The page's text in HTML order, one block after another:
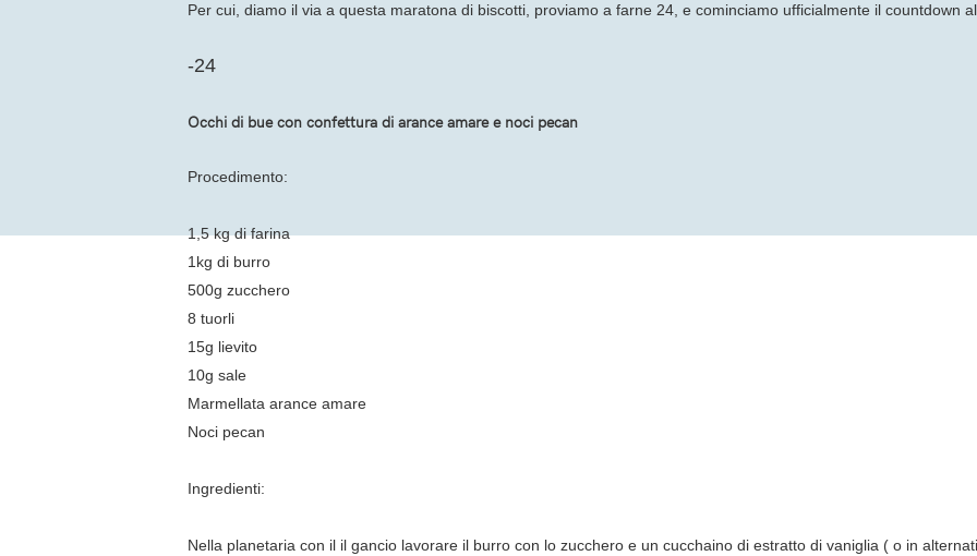
Per cui, diamo il via a questa maratona di biscotti, proviamo a farne 24, e cominciamo ufficialmente il countdown al
-24
Occhi di bue con confettura di arance amare e noci pecan
Procedimento:
1,5 kg di farina
1kg di burro
500g zucchero
8 tuorli
15g lievito
10g sale
Marmellata arance amare
Noci pecan
Ingredienti:
Nella planetaria con il il gancio lavorare il burro con lo zucchero e un cucchaino di estratto di vaniglia ( o in